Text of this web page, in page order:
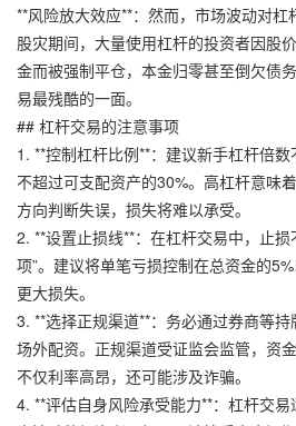
**风险放大效应**：然而，市场波动对
股灾期间，大量使用杠杆的投资者因股
金而被强制平仓，本金归零甚至倒欠债
易最残酷的一面。
## 杠杆交易的注意事项
1. **控制杠杆比例**：建议新手杠杆倍
不超过可支配资产的30%。高杠杆意味
方向判断失误，损失将难以承受。
2. **设置止损线**：在杠杆交易中，止损
项”。建议将单笔亏损控制在总资金的
更大损失。
3. **选择正规渠道**：务必通过券商等
场外配资。正规渠道受证监会监管，资
不仅利率高昂，还可能涉及诈骗。
4. **评估自身风险承受能力**：杠杆交